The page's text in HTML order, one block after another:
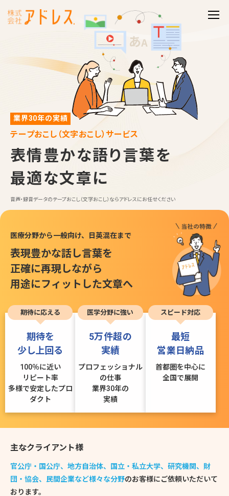
音声・録音データのテープおこし（文字おこし）ならアドレスにお任せください
業界30年の実績
テープおこし（文字おこし）サービス
表情豊かな語り言葉を
最適な文章に
医療分野から一般向け、日英混在まで
表現豊かな話し言葉を
正確に再現しながら
用途にフィットした文章へ
期待に応える
期待を
少し上回る
100％に近い
リピート率
多様で安定したプロ
ダクト
医学分野に強い
5万件超の
実績
プロフェッショナル
の仕事
業界30年の
実績
スピード対応
最短
営業日納品
首都圏を中心に
全国で展開
主なクライアント様
官公庁・国公庁、地方自治体、国立・私立大学、研究機関、財
団・協会、民間企業など様々な分野のお客様にご依頼いただいて
おります。